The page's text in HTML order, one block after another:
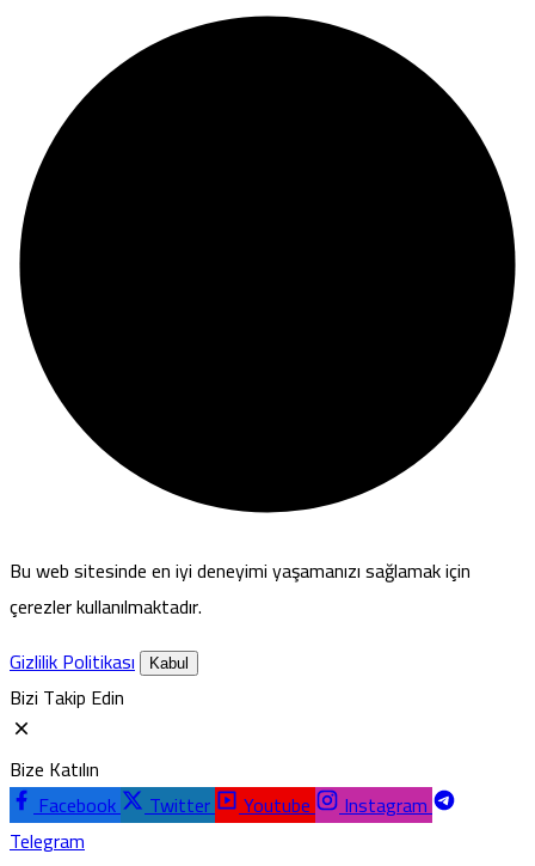
Bu web sitesinde en iyi deneyimi yaşamanızı sağlamak için
çerezler kullanılmaktadır.
Gizlilik Politikası
Kabul
Bizi Takip Edin
Bize Katılın
Facebook
Twitter Youtube
Instagram
Telegram